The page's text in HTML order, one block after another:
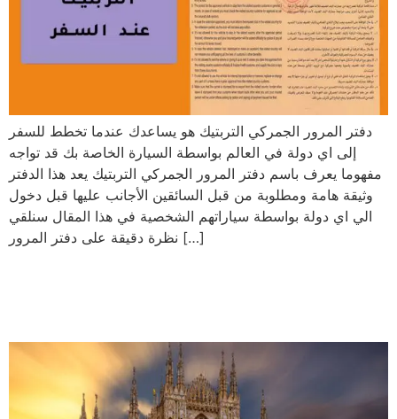
دفتر المرور الجمركي التربتيك هو يساعدك عندما تخطط للسفر
إلى اي دولة في العالم بواسطة السيارة الخاصة بك قد تواجه
مفهوما يعرف باسم دفتر المرور الجمركي التربتيك يعد هذا الدفتر
وثيقة هامة ومطلوبة من قبل السائقين الأجانب عليها قبل دخول
الي اي دولة بواسطة سياراتهم الشخصية في هذا المقال سنلقي
نظرة دقيقة على دفتر المرور […]